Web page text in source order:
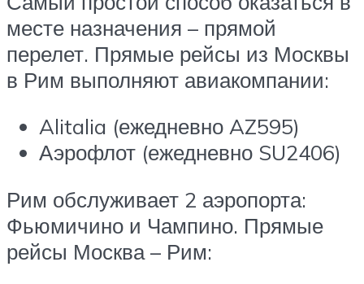
месте назначения – прямой
перелет. Прямые рейсы из Москвы
в Рим выполняют авиакомпании:
Alitalia (ежедневно AZ595)
Аэрофлот (ежедневно SU2406)
Рим обслуживает 2 аэропорта:
Фьюмичино и Чампино. Прямые
рейсы Москва – Рим: